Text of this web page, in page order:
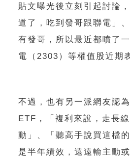
貼文曝光後立刻引起討論
道了，吃到發哥跟聯電」
有發哥，所以最近都噴了
電（2303）等權值股近期
不過，也有另一派網友認
ETF，「複利來說，走長
動」、「聽高手說買這檔
是半年績效，遠遠輸主動